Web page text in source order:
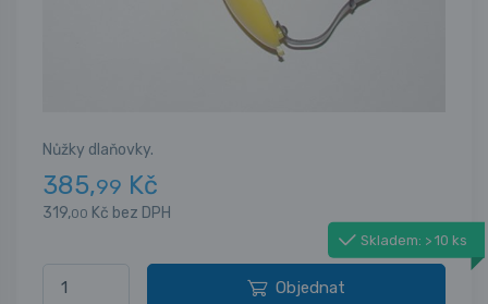
Nůžky dlaňovky.
385,99 Kč
319,00 Kč bez DPH
Skladem: > 10 ks
Objednat